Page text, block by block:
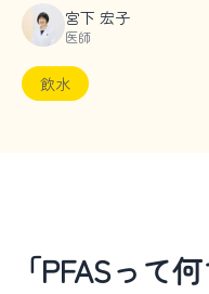
宮下 宏子
医師
飲水
｢PFASって